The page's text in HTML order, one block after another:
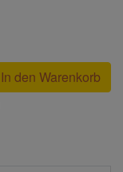
In den Warenkorb